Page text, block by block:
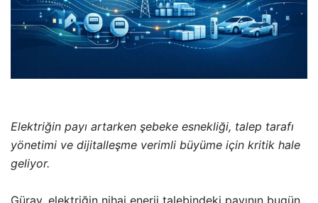
Elektriğin payı artarken şebeke esnekliği, talep tarafı
yönetimi ve dijitalleşme verimli büyüme için kritik hale
geliyor.
Güray, elektriğin nihai enerji talebindeki payının bugün